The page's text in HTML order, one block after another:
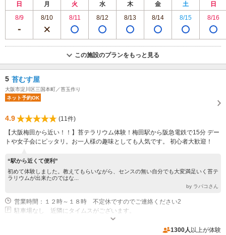
日 月 火 水 木 金 土
日
8/9
8/10 8/11 8/12 8/13 8/14 8/15 8/16
この施設のプランをもっと見る
5 苔むす屋
大阪市淀川区三国本町／苔玉作り
ネット予約OK
4.9
(11件)
【大阪梅田から近い！！】苔テラリウム体験！梅田駅から阪急電鉄で15分 デー
トや女子会にピッタリ。お一人様の趣味としても人気です。 初心者大歓迎！
“駅から近くて便利”
初めて体験しました。教えてもらいながら、センスの無い自分でも大変満足いく苔テ
ラリウムが出来たのではな...
by ラパコさん
営業時間：１２時～１８時 不定休ですのでご連絡ください2
駐車場なし 近隣にタイムスがございます。
1300人 以上が体験